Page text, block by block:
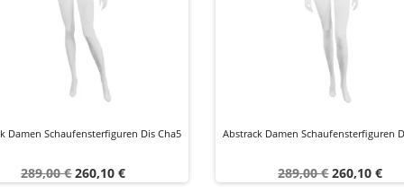
Damen Schaufensterfiguren Dis Cha5
Verkaufspreis
289,00 €Preis
260,10 €
Abstrack Damen Schaufensterfiguren
Verkaufspreis
289,00 €Preis
260,10 €